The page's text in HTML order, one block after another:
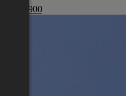
€ 440 900